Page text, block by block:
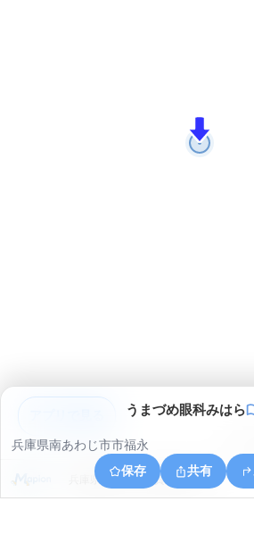
うまづめ眼科みはら
兵庫県南あわじ市市福永
保存
共有
兵庫県南あわじ市賀集立川瀬